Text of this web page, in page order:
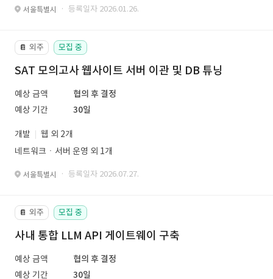
서울특별시 · 등록일자 2026.01.26.
📔 외주 모집 중
SAT 모의고사 웹사이트 서버 이관 및 DB 튜닝
예상 금액
협의 후 결정
예상 기간
30일
개발
웹 외 2개
네트워크ㆍ서버 운영 외 1개
서울특별시 · 등록일자 2026.07.27.
📔 외주 모집 중
사내 통합 LLM API 게이트웨이 구축
예상 금액
협의 후 결정
예상 기간
30일